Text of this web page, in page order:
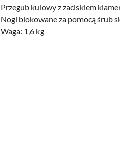
Przegub kulowy z zaciskiem
Nogi blokowane za pomocą śrub
Waga: 1,6 kg